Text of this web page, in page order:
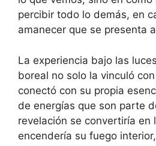
percibir todo lo demás, en
amanecer que se presenta
La experiencia bajo las
boreal no solo la vinculó
conectó con su propia
de energías que son parte
revelación se convertiría en
encendería su fuego